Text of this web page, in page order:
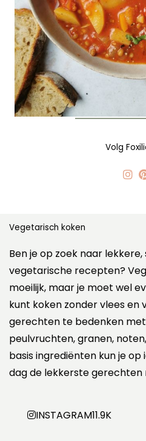
Volg
Vegetarisch koken
Ben je op zoek naar
vegetarische recepten?
moeilijk, maar je moet wel
kunt koken zonder vlees en
gerechten te bedenken
peulvruchten, granen,
basis ingrediënten kun je
dag de lekkerste gerechten
INSTAGRAM11.9K